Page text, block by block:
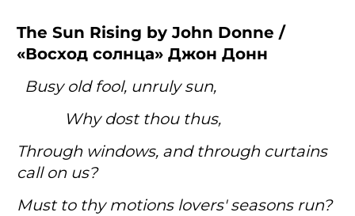
The Sun Rising by John Donne /
«Восход солнца» Джон Донн
Busy old fool, unruly sun,
Why dost thou thus,
Through windows, and through curtains
call on us?
Must to thy motions lovers' seasons run?